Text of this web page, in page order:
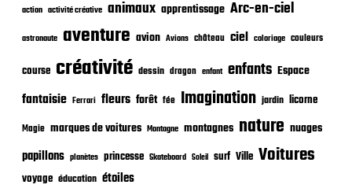
a
t
i
o
n
action activité créative animaux apprentissage Arc-en-ciel
astronaute aventure avion Avions château ciel coloriage couleurs
course créativité dessin dragon enfant enfants Espace
fantaisie Ferrari fleurs forêt fée Imagination jardin licorne
Magie marques de voitures Montagne montagnes nature nuages
papillons planètes princesse Skateboard Soleil surf Ville Voitures
voyage éducation étoiles